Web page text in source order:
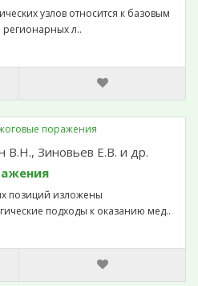
узлов относится к базовым
регионарных л..
В.Н., Зиновьев Е.В. и др.
позиций изложены
подходы к оказанию мед..